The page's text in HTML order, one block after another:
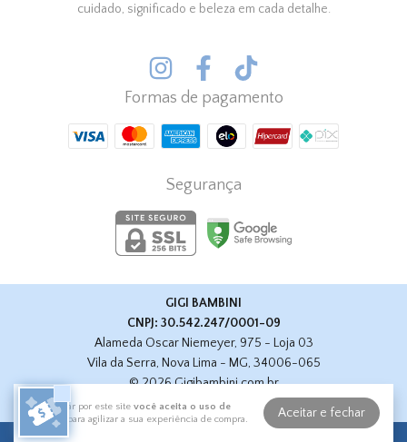
Ao navegar por este site você aceita o uso de
cookies
para agilizar a sua experiência de compra. Aceitar e fechar
cuidado, significado e beleza em cada detalhe.
Formas de pagamento
Segurança
GIGI BAMBINI
CNPJ: 30.542.247/0001-09
Alameda Oscar Niemeyer, 975 - Loja 03
Vila da Serra, Nova Lima - MG, 34006-065
© 2026 Gigibambini.com.br
Todos os Direitos Reservados